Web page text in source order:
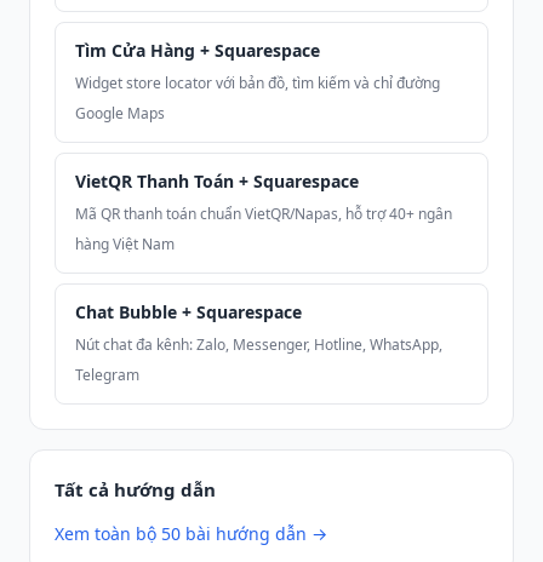
Tìm Cửa Hàng + Squarespace
Widget store locator với bản đồ, tìm kiếm và chỉ đường
Google Maps
VietQR Thanh Toán + Squarespace
Mã QR thanh toán chuẩn VietQR/Napas, hỗ trợ 40+ ngân
hàng Việt Nam
Chat Bubble + Squarespace
Nút chat đa kênh: Zalo, Messenger, Hotline, WhatsApp,
Telegram
Tất cả hướng dẫn
Xem toàn bộ 50 bài hướng dẫn →